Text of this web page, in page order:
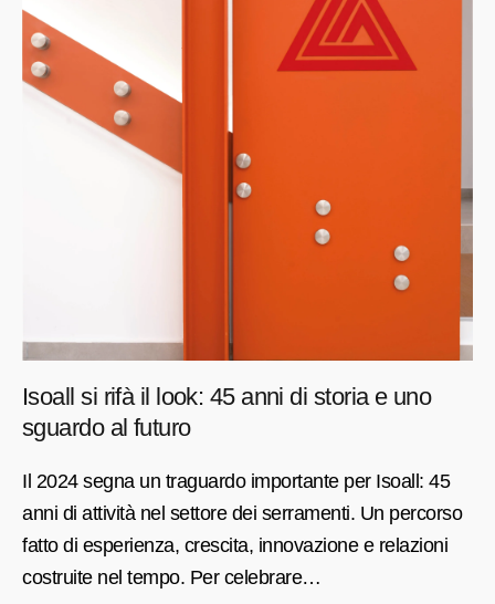
Isoall si rifà il look: 45 anni di storia e uno
sguardo al futuro
Il 2024 segna un traguardo importante per Isoall: 45
anni di attività nel settore dei serramenti. Un percorso
fatto di esperienza, crescita, innovazione e relazioni
costruite nel tempo. Per celebrare…